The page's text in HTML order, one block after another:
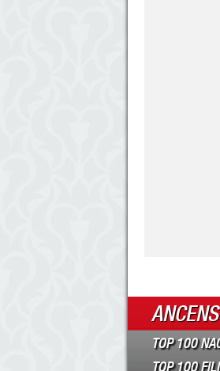
TOP 100
TOP 100